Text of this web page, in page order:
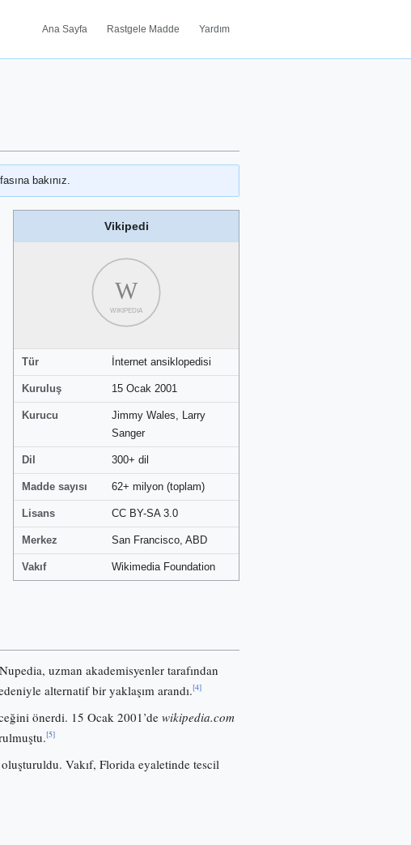
Ana Sayfa Rastgele Madde Yardım
bakınız.
Vikipedi
W
WIKIPEDIA
Tür İnternet ansiklopedisi
Kuruluş 15 Ocak 2001
Kurucu
Jimmy Wales, Larry
Sanger
Dil 300+ dil
Madde sayısı 62+ milyon (toplam)
Lisans CC BY-SA 3.0
Merkez San Francisco, ABD
Vakıf Wikimedia Foundation
uzman akademisyenler tarafından
alternatif bir yaklaşım arandı.[4]
önerdi. 15 Ocak 2001’de wikipedia.com
[5]
Vakıf, Florida eyaletinde tescil